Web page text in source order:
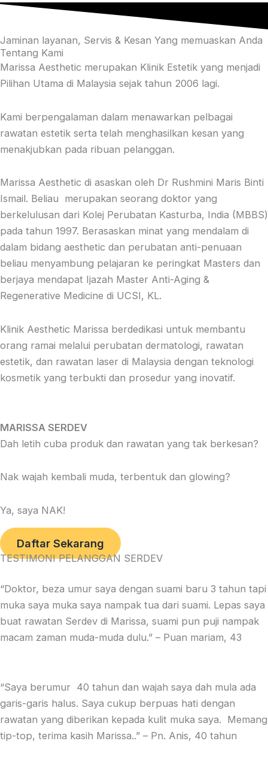
Jaminan layanan, Servis & Kesan Yang memuaskan Anda
Tentang Kami
Marissa Aesthetic merupakan Klinik Estetik yang menjadi
Pilihan Utama di Malaysia sejak tahun 2006 lagi.
Kami berpengalaman dalam menawarkan pelbagai
rawatan estetik serta telah menghasilkan kesan yang
menakjubkan pada ribuan pelanggan.
Marissa Aesthetic di asaskan oleh Dr Rushmini Maris Binti
Ismail. Beliau merupakan seorang doktor yang
berkelulusan dari Kolej Perubatan Kasturba, India (MBBS)
pada tahun 1997. Berasaskan minat yang mendalam di
dalam bidang aesthetic dan perubatan anti-penuaan
beliau menyambung pelajaran ke peringkat Masters dan
berjaya mendapat Ijazah Master Anti-Aging &
Regenerative Medicine di UCSI, KL.
Klinik Aesthetic Marissa berdedikasi untuk membantu
orang ramai melalui perubatan dermatologi, rawatan
estetik, dan rawatan laser di Malaysia dengan teknologi
kosmetik yang terbukti dan prosedur yang inovatif.
MARISSA SERDEV
Dah letih cuba produk dan rawatan yang tak berkesan?
Nak wajah kembali muda, terbentuk dan glowing?
Ya, saya NAK!
Daftar Sekarang
TESTIMONI PELANGGAN SERDEV
“Doktor, beza umur saya dengan suami baru 3 tahun tapi
muka saya muka saya nampak tua dari suami. Lepas saya
buat rawatan Serdev di Marissa, suami pun puji nampak
macam zaman muda-muda dulu.” – Puan mariam, 43
“Saya berumur 40 tahun dan wajah saya dah mula ada
garis-garis halus. Saya cukup berpuas hati dengan
rawatan yang diberikan kepada kulit muka saya. Memang
tip-top, terima kasih Marissa..” – Pn. Anis, 40 tahun